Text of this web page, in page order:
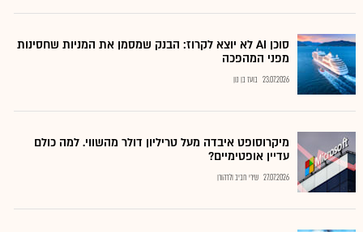
סוכן AI לא יוצא לקרוז: הבנק שמסמן את המניות שחסינות
מפני המהפכה
23.07.2026 בועז בן נון
מיקרוסופט איבדה מעל טריליון דולר מהשווי. למה כולם
עדיין אופטימיים?
27.07.2026 שירי חביב ולדהורן